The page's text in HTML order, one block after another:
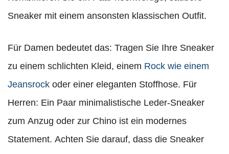
Sneaker mit einem ansonsten klassischen Outfit.
Für Damen bedeutet das: Tragen Sie Ihre Sneaker
zu einem schlichten Kleid, einem Rock wie einem
Jeansrock oder einer eleganten Stoffhose. Für
Herren: Ein Paar minimalistische Leder-Sneaker
zum Anzug oder zur Chino ist ein modernes
Statement. Achten Sie darauf, dass die Sneaker